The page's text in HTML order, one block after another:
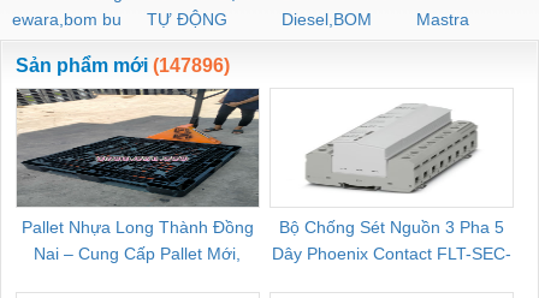
ewara,bom bu
ewara
TỰ ĐỘNG
Diesel,BOM
CHUA CHAY
Mastra
Sản phẩm mới (147896)
Pallet Nhựa Long Thành Đồng
Nai – Cung Cấp Pallet Mới,
Bộ Chống Sét Nguồn 3 Pha 5
Dây Phoenix Contact FLT-SEC-